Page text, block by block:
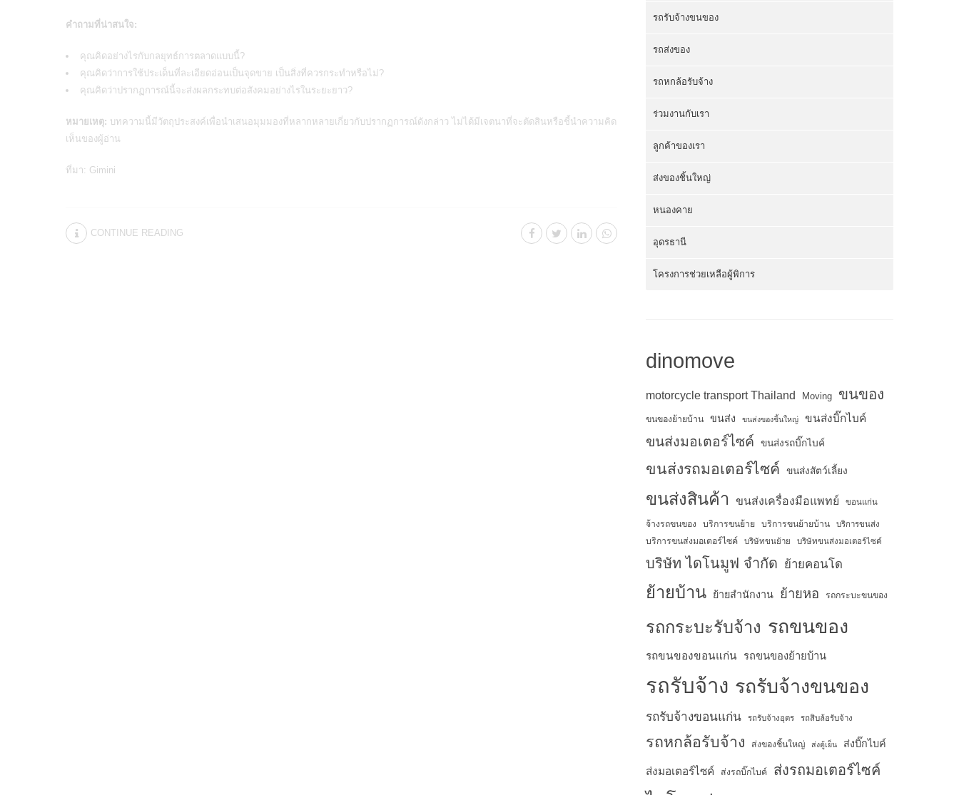
คำถามที่น่าสนใจ:
คุณคิดอย่างไรกับกลยุทธ์การตลาดแบบนี้?
คุณคิดว่าการใช้ประเด็นที่ละเอียดอ่อนเป็นจุดขาย เป็นสิ่งที่ควรกระทำหรือไม่?
คุณคิดว่าปรากฏการณ์นี้จะส่งผลกระทบต่อสังคมอย่างไรในระยะยาว?
หมายเหตุ: บทความนี้มีวัตถุประสงค์เพื่อนำเสนอมุมมองที่หลากหลายเกี่ยวกับปรากฏการณ์ดังกล่าว ไม่ได้มีเจตนาที่จะตัดสินหรือชี้นำความคิด
เห็นของผู้อ่าน
ที่มา: Gimini
CONTINUE READING
รถรับจ้างขนของ
รถส่งของ
รถหกล้อรับจ้าง
ร่วมงานกับเรา
ลูกค้าของเรา
ส่งของชิ้นใหญ่
หนองคาย
อุดรธานี
โครงการช่วยเหลือผู้พิการ
dinomove
motorcycle transport Thailand Moving ขนของ
ขนของย้ายบ้าน ขนส่ง ขนส่งของชิ้นใหญ่ ขนส่งบิ๊กไบค์
ขนส่งมอเตอร์ไซค์ ขนส่งรถบิ๊กไบค์
ขนส่งรถมอเตอร์ไซค์ ขนส่งสัตว์เลี้ยง
ขนส่งสินค้า ขนส่งเครื่องมือแพทย์ ขอนแก่น
จ้างรถขนของ บริการขนย้าย บริการขนย้ายบ้าน บริการขนส่ง
บริการขนส่งมอเตอร์ไซค์ บริษัทขนย้าย บริษัทขนส่งมอเตอร์ไซค์
บริษัท ไดโนมูฟ จำกัด ย้ายคอนโด
ย้ายบ้าน ย้ายสำนักงาน ย้ายหอ รถกระบะขนของ
รถกระบะรับจ้าง รถขนของ
รถขนของขอนแก่น รถขนของย้ายบ้าน
รถรับจ้าง รถรับจ้างขนของ
รถรับจ้างขอนแก่น รถรับจ้างอุดร รถสิบล้อรับจ้าง
รถหกล้อรับจ้าง ส่งของชิ้นใหญ่ ส่งตู้เย็น ส่งบิ๊กไบค์
ส่งมอเตอร์ไซค์ ส่งรถบิ๊กไบค์ ส่งรถมอเตอร์ไซค์